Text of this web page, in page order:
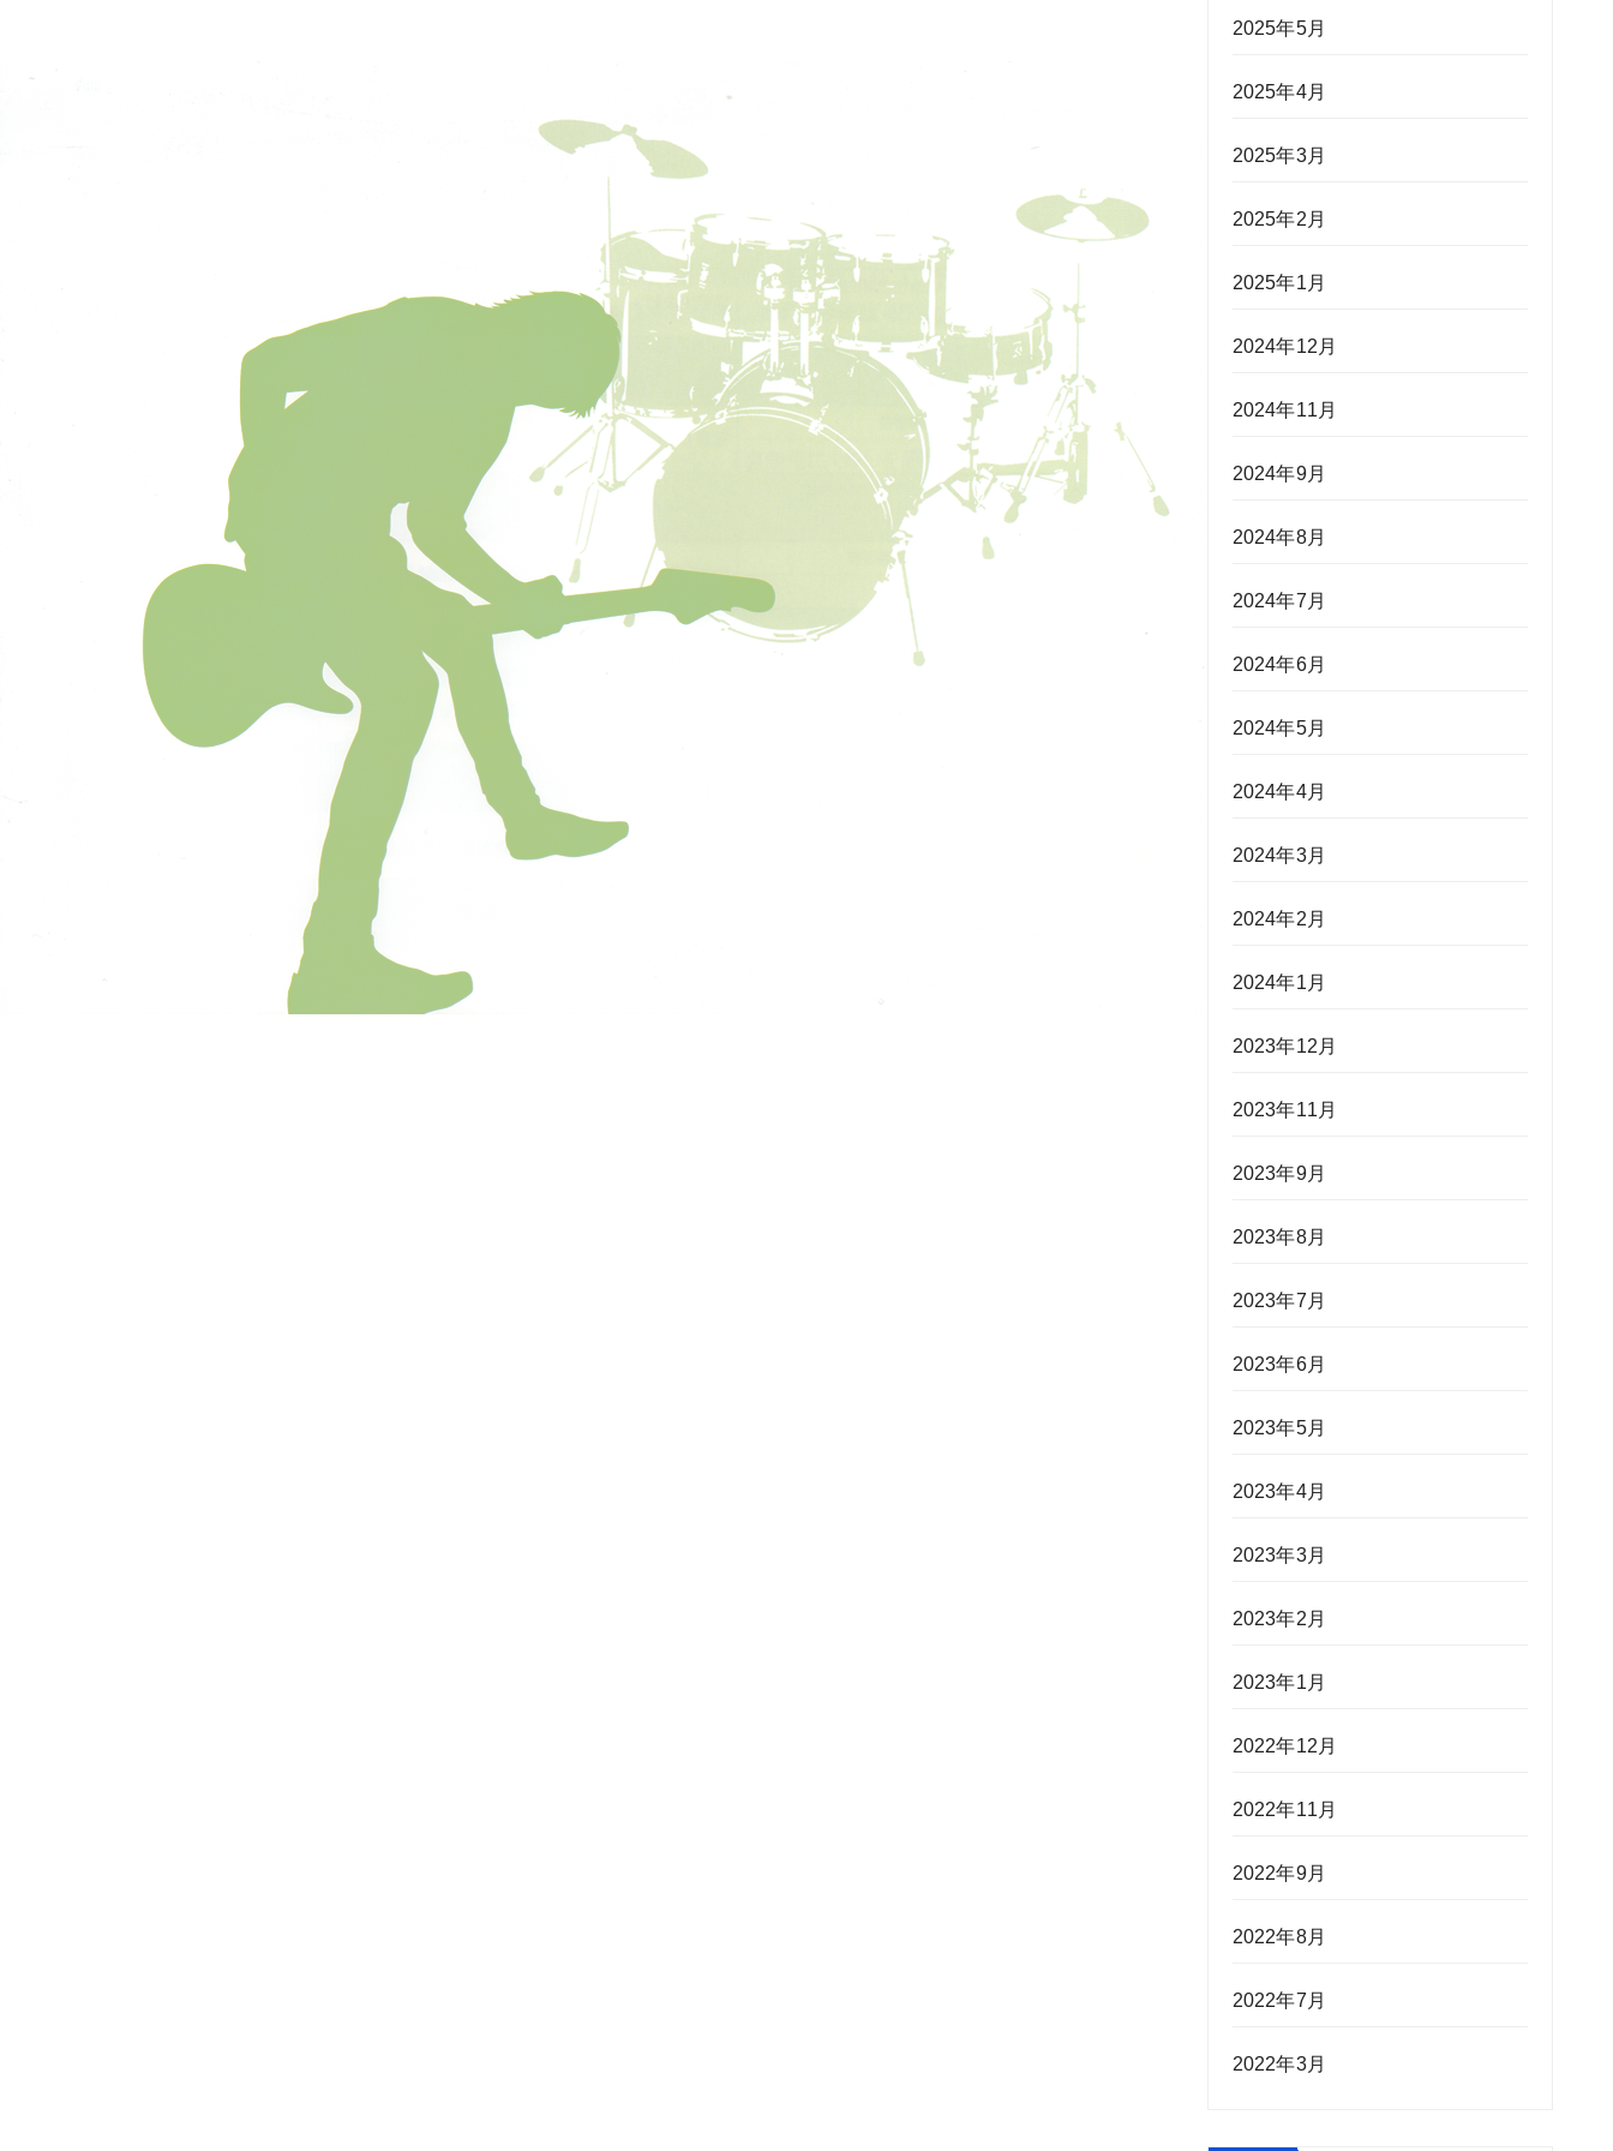
2025年5月
2025年4月
2025年3月
2025年2月
2025年1月
2024年12月
2024年11月
2024年9月
2024年8月
2024年7月
2024年6月
2024年5月
2024年4月
2024年3月
2024年2月
2024年1月
2023年12月
2023年11月
2023年9月
2023年8月
2023年7月
2023年6月
2023年5月
2023年4月
2023年3月
2023年2月
2023年1月
2022年12月
2022年11月
2022年9月
2022年8月
2022年7月
2022年3月